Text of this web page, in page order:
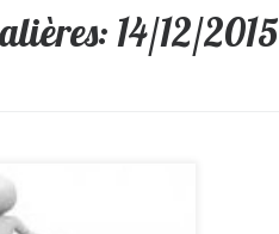
14/12/2015
PR-> Caarquefou 17-3